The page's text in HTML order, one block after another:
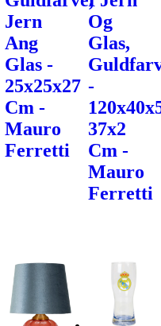
Jern
Ang
Glas -
25x25x27
Cm -
Mauro
Ferretti
Og
Glas,
-
37x2
Cm -
Mauro
Ferretti